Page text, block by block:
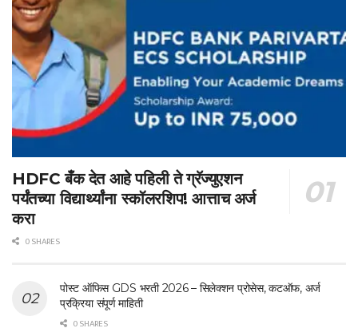
HDFC बँक देत आहे पहिली ते ग्रॅज्युएशन
पर्यंतच्या विद्यार्थ्यांना स्कॉलरशिप! आत्ताच अर्ज
करा
0 SHARES
पोस्ट ऑफिस GDS भरती 2026 – सिलेक्शन प्रोसेस, कटऑफ, अर्ज
प्रक्रिया संपूर्ण माहिती
0 SHARES